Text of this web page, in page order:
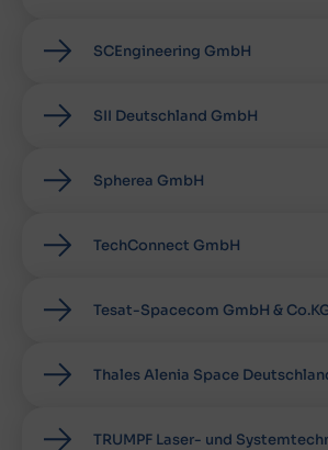
SCEngineering GmbH
SII Deutschland GmbH
Spherea GmbH
TechConnect GmbH
Tesat-Spacecom GmbH &
Thales Alenia Space
TRUMPF Laser- und